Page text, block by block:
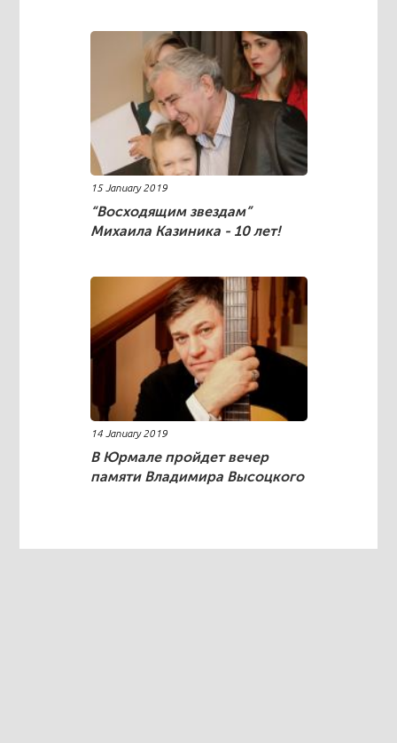
15 January 2019
“Восходящим звездам”
Михаила Казиника - 10 лет!
14 January 2019
В Юрмале пройдет вечер
памяти Владимира Высоцкого